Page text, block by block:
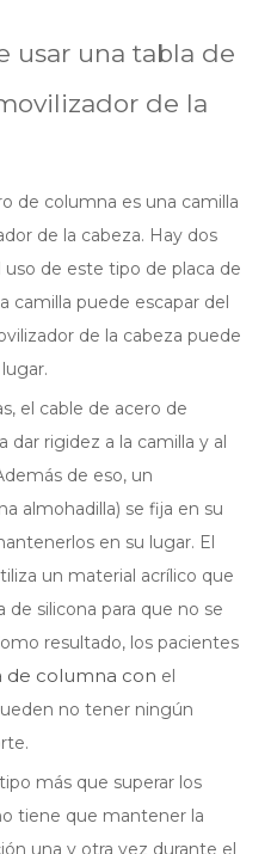
usar una tabla de
de la
de columna es una camilla
de la cabeza. Hay dos
de este tipo de placa de
camilla puede escapar del
de la cabeza puede
el cable de acero de
dar rigidez a la camilla y al
de eso, un
almohadilla) se fija en su
en su lugar. El
un material acrílico que
silicona para que no se
resultado, los pacientes
de columna con el
no tener ningún
más que superar los
tiene que mantener la
una y otra vez durante el